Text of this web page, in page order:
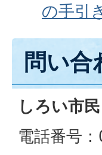
の手引
問い合
しろい市
電話番号